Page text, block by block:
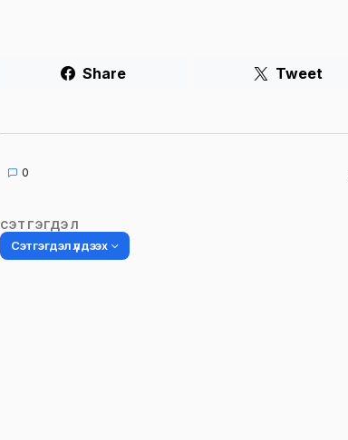
Share Tweet
0
СЭТГЭГДЭЛ
Сэтгэгдэл үлдээх